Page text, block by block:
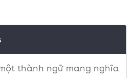
thành ngữ mang nghĩa